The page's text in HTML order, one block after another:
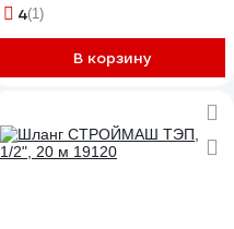
65 л 17006
4(1)
В корзину